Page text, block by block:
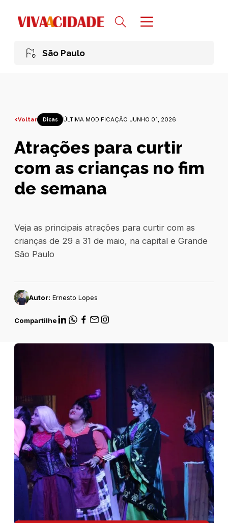
São Paulo
Voltar Dicas ÚLTIMA MODIFICAÇÃO JUNHO 01, 2026
Atrações para curtir
com as crianças no fim
de semana
Veja as principais atrações para curtir com as
crianças de 29 a 31 de maio, na capital e Grande
São Paulo
Autor: Ernesto Lopes
Compartilhe